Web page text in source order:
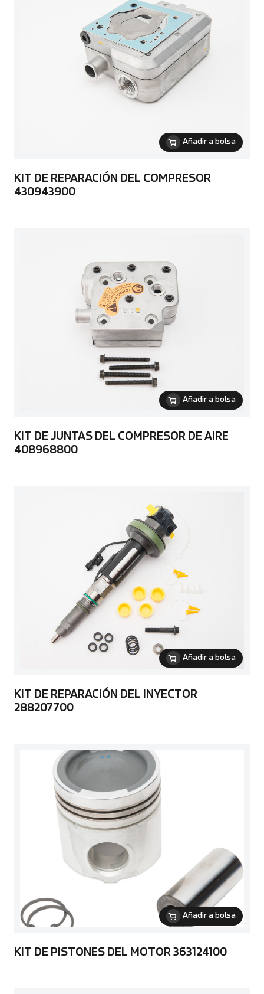
Añadir a bolsa
KIT DE REPARACIÓN DEL COMPRESOR
430943900
Añadir a bolsa
KIT DE JUNTAS DEL COMPRESOR DE AIRE
408968800
Añadir a bolsa
KIT DE REPARACIÓN DEL INYECTOR
288207700
Añadir a bolsa
KIT DE PISTONES DEL MOTOR 363124100